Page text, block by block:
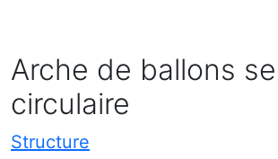
Arche de ballons
circulaire
Structure